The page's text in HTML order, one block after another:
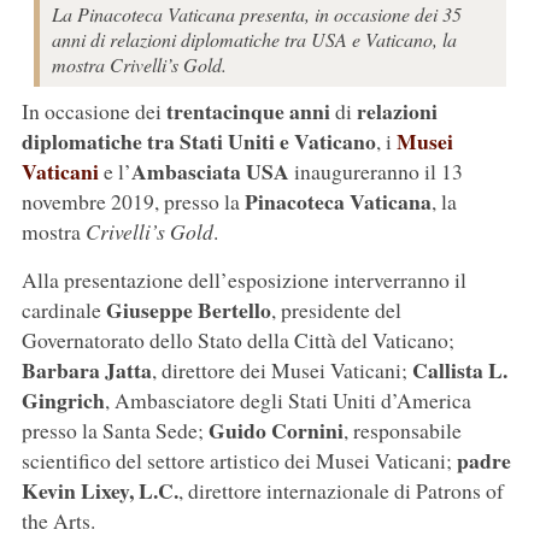
La Pinacoteca Vaticana presenta, in occasione dei 35
anni di relazioni diplomatiche tra USA e Vaticano, la
mostra Crivelli’s Gold.
In occasione dei trentacinque annidi relazioni
diplomatiche tra Stati Uniti e Vaticano, i Musei
Vaticanie l’Ambasciata USA inaugureranno il 13
novembre 2019, presso laPinacoteca Vaticana, la
mostraCrivelli’s Gold.
Alla presentazione dell’esposizione interverranno il
cardinaleGiuseppe Bertello, presidente del
Governatorato dello Stato della Città del Vaticano;
Barbara Jatta, direttore dei Musei Vaticani; Callista L.
Gingrich, Ambasciatore degli Stati Uniti d’America
presso la Santa Sede; Guido Cornini, responsabile
scientifico del settore artistico dei Musei Vaticani; padre
Kevin Lixey, L.C., direttore internazionale di Patrons of
the Arts.